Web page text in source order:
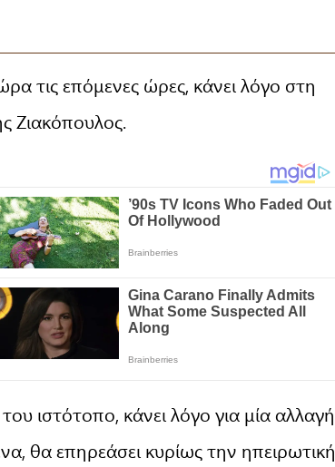
τις επόμενες ώρες, κάνει λόγο στη
Ζιακόπουλος.
ιστότοπο, κάνει λόγο για μία αλλαγή
θα επηρεάσει κυρίως την ηπειρωτική